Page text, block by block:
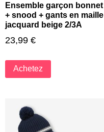
Ensemble garçon bonnet
+ snood + gants en maille
jacquard beige 2/3A
23,99 €
Achetez